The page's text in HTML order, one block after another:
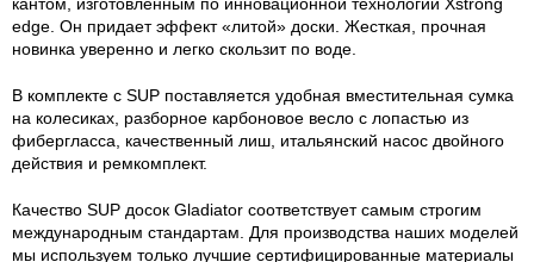
edge. Он придает эффект «литой» доски. Жесткая, прочная
новинка уверенно и легко скользит по воде.
В комплекте с SUP поставляется удобная вместительная сумка
на колесиках, разборное карбоновое весло с лопастью из
фибергласса, качественный лиш, итальянский насос двойного
действия и ремкомплект.
Качество SUP досок Gladiator соответствует самым строгим
международным стандартам. Для производства наших моделей
мы используем только лучшие сертифицированные материалы